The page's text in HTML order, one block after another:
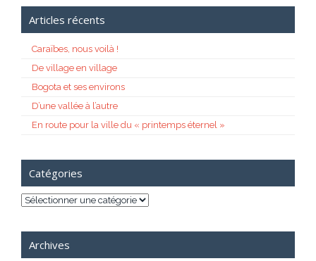
Articles récents
Caraïbes, nous voilà !
De village en village
Bogota et ses environs
D’une vallée à l’autre
En route pour la ville du « printemps éternel »
Catégories
Catégories
Archives